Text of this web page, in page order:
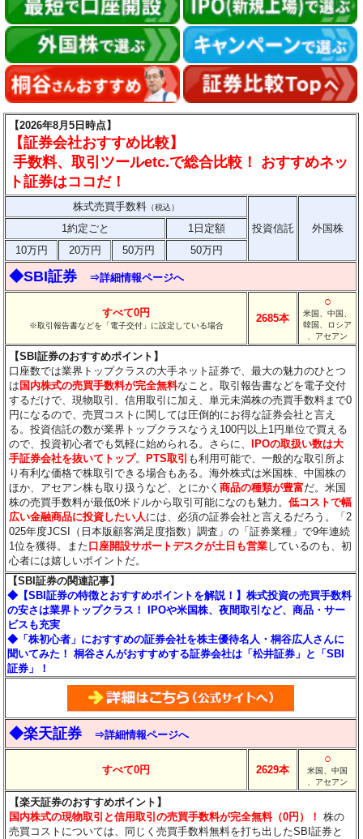
【2026年8月5日時点】
【証券会社おすすめ比較】
手数料、取引ツールetc.で総合比較！ おすすめネッ
ト証券はココだ！
株式売買手数料 （税込）
投資信託 外国株
1約定ごと
1日定額
10万円
20万円 50万円 50万円
◆SBI証券 ⇒詳細情報ページへ
すべて0円
※取引報告書などを「電子交付」に設定している場合
2685本
○
米国、中国、
韓国、ロシア
、アセアン
【SBI証券のおすすめポイント】
口座数では業界トップクラスの大手ネット証券で、最大の魅力のひとつ
は 国内株式の売買手数料が完全無料なこと。取引報告書などを電子交付
するだけで、現物取引、信用取引に加え、単元未満株の売買手数料まで0
円になるので、売買コストに関しては圧倒的にお得な証券会社と言え
る。投資信託の数が業界トップクラスなうえ100円以上1円単位で買える
ので、投資初心者でも気軽に始められる。さらに、
IPOの取扱い数は大
手証券会社を抜いてトップ。 PTS取引 も利用可能で、一般的な取引所よ
り有利な価格で株取引できる場合もある。海外株式は米国株、中国株の
ほか、アセアン株も取り扱うなど、とにかく商品の種類が豊富だ。米国
株の売買手数料が最低0米ドルから取引可能になのも魅力。低コストで幅
広い金融商品に投資したい人には、必須の証券会社と言えるだろう。「2
025年度JCSI（日本版顧客満足度指数）調査」の「証券業種」で9年連続
1位を獲得。また口座開設サポートデスクが土日も営業しているのも、初
心者には嬉しいポイントだ。
【SBI証券の関連記事】
◆【SBI証券の特徴とおすすめポイントを解説！】株式投資の売買手数料
の安さは業界トップクラス！ IPOや米国株、夜間取引など、商品・サー
ビスも充実
◆「株初心者」におすすめの証券会社を株主優待名人・桐谷広人さんに
聞いてみた！ 桐谷さんがおすすめする証券会社は「松井証券」と「SBI
証券」！
◆楽天証券 ⇒詳細情報ページへ
すべて0円 2629本
○
米国、中国
、アセアン
【楽天証券のおすすめポイント】
国内株式の現物取引と信用取引の売買手数料が完全無料（0円）！ 株の
売買コストについては、同じく売買手数料無料を打ち出したSBI証券と